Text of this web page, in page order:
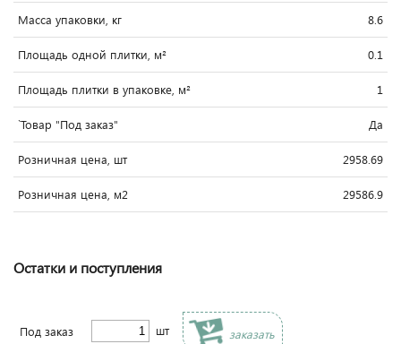
Масса упаковки, кг 8.6
Площадь одной плитки, м² 0.1
Площадь плитки в упаковке, м² 1
`Товар "Под заказ" Да
Розничная цена, шт 2958.69
Розничная цена, м2 29586.9
Остатки и поступления
Под заказ шт заказать